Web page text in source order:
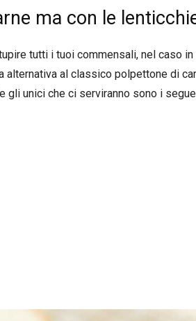
ma con le
tutti i tuoi commensali, nel caso in
al classico polpettone di
unici che ci serviranno sono i